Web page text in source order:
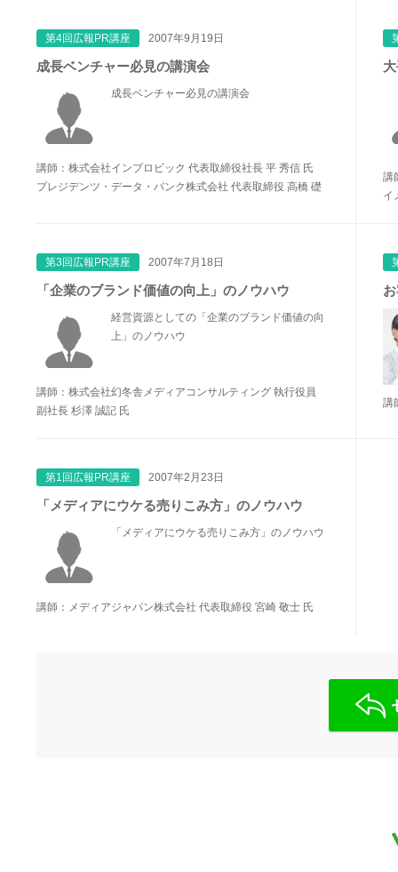
第4回広報PR講座 2007年9月19日
成長ベンチャー必見の講演会
成長ベンチャー必見の講演会
講師：株式会社インプロビック 代表取締役社長 平 秀信 氏
プレジデンツ・データ・バンク株式会社 代表取締役 高橋 礎
講
イ
第3回広報PR講座 2007年7月18日
「企業のブランド価値の向上」のノウハウ
経営資源としての「企業のブランド価値の向
上」のノウハウ
講師：株式会社幻冬舎メディアコンサルティング 執行役員
副社長 杉澤 誠記 氏
講
第1回広報PR講座 2007年2月23日
「メディアにウケる売りこみ方」のノウハウ
「メディアにウケる売りこみ方」のノウハウ
講師：メディアジャパン株式会社 代表取締役 宮崎 敬士 氏